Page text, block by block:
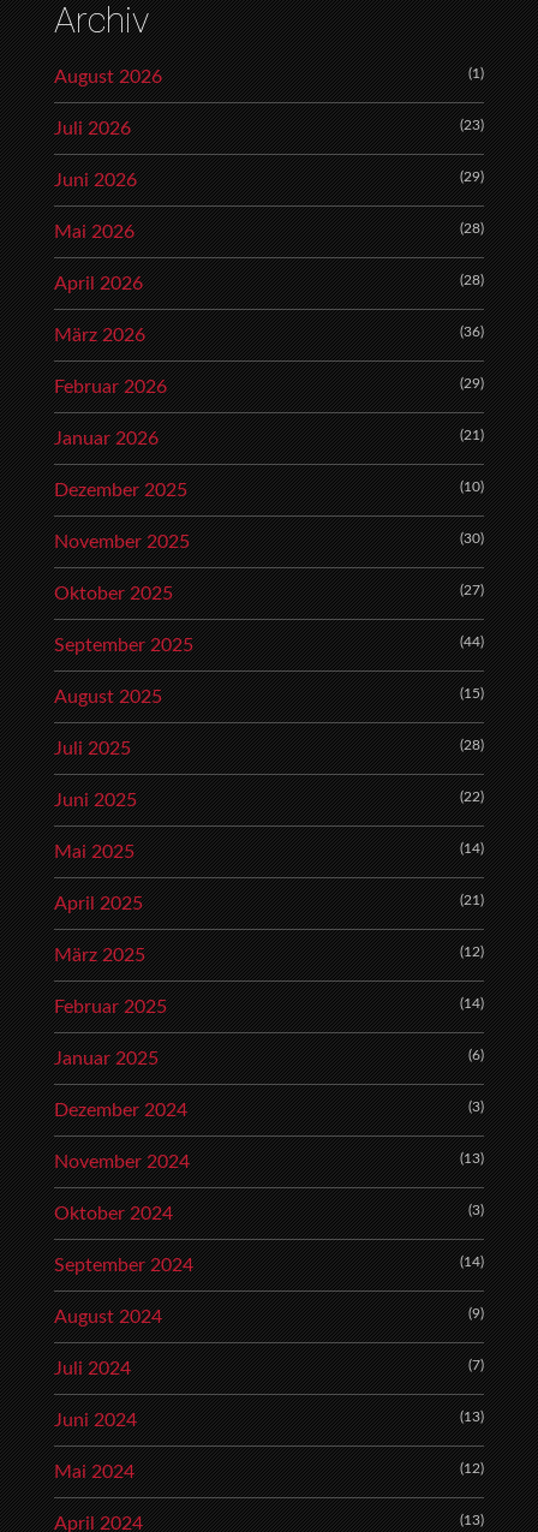
Archiv
August 2026 (1)
Juli 2026 (23)
Juni 2026 (29)
Mai 2026 (28)
April 2026 (28)
März 2026 (36)
Februar 2026 (29)
Januar 2026 (21)
Dezember 2025 (10)
November 2025 (30)
Oktober 2025 (27)
September 2025 (44)
August 2025 (15)
Juli 2025 (28)
Juni 2025 (22)
Mai 2025 (14)
April 2025 (21)
März 2025 (12)
Februar 2025 (14)
Januar 2025 (6)
Dezember 2024 (3)
November 2024 (13)
Oktober 2024 (3)
September 2024 (14)
August 2024 (9)
Juli 2024 (7)
Juni 2024 (13)
Mai 2024 (12)
April 2024 (13)